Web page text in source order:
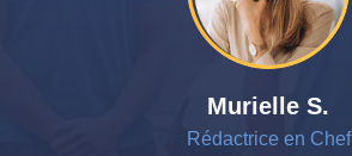
Murielle S.
Rédactrice en Chef